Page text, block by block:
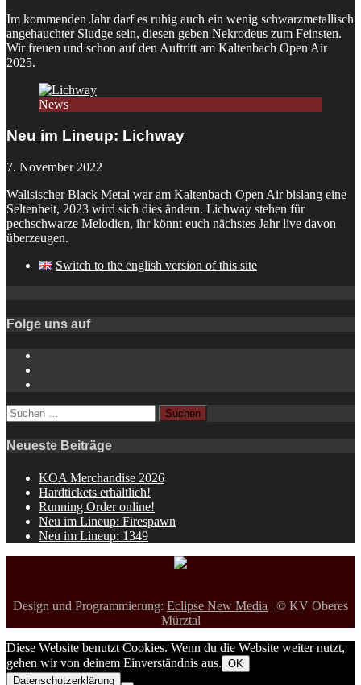
Im kommenden Jahr darf es ruhig auch ein wenig schwarzmetallisch
angehauchter Sludge sein, diesen geben Nekrodeus zum Feinsten.
Wir freuen und schon auf den Auftritt am Kaltenbach Open Air
2025.
News
Neu im Lineup: Lichway
7. November 2022
Walisischer Black Metal war am Kaltenbach Open Air bislang eine
Seltenheit, 2023 wird sich dies ändern. Lichway stehen für
pechschwarze Melodien, ihr könnt euch nächstes Jahr live davon
überzeugen.
Switch to the english version of this site
Folge uns auf
Suchen
nach:
Neueste Beiträge
KOA Merchandise 2026
Hardtickets erhältlich!
Running Order online!
Neu im Lineup: Firespawn
Neu im Lineup: 1349
Design und Programmierung: Eclipse New Media | © KV Oberes
Mürztal
Diese Website benutzt Cookies. Wenn du die Website weiter nutzt,
gehen wir von deinem Einverständnis aus. OK
Datenschutzerklärung